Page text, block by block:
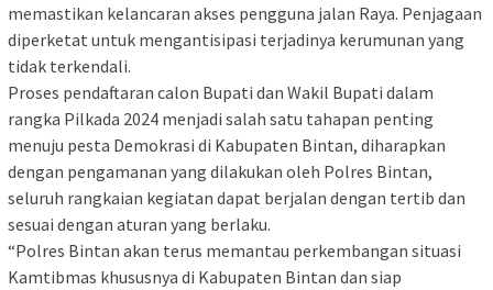
memastikan kelancaran akses pengguna jalan Raya. Penjagaan
diperketat untuk mengantisipasi terjadinya kerumunan yang
tidak terkendali.
Proses pendaftaran calon Bupati dan Wakil Bupati dalam
rangka Pilkada 2024 menjadi salah satu tahapan penting
menuju pesta Demokrasi di Kabupaten Bintan, diharapkan
dengan pengamanan yang dilakukan oleh Polres Bintan,
seluruh rangkaian kegiatan dapat berjalan dengan tertib dan
sesuai dengan aturan yang berlaku.
“Polres Bintan akan terus memantau perkembangan situasi
Kamtibmas khususnya di Kabupaten Bintan dan siap